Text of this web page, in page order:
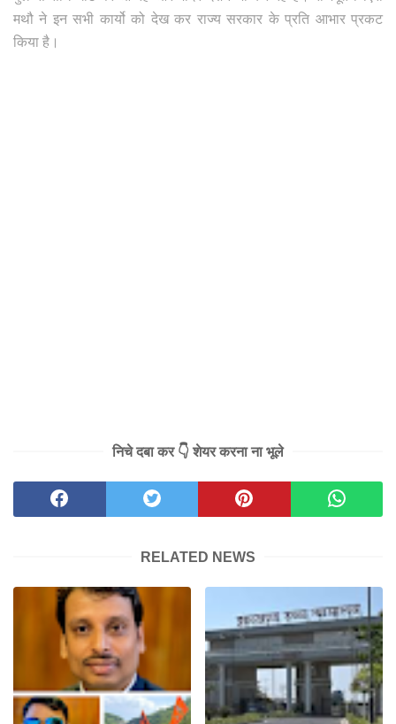
मथौ ने इन सभी कार्यो को देख कर राज्य सरकार के प्रति आभार प्रकट
किया है।
निचे दबा कर 👇 शेयर करना ना भूले
RELATED NEWS